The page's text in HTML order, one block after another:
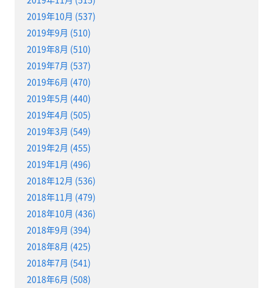
2019年10月 (537)
2019年9月 (510)
2019年8月 (510)
2019年7月 (537)
2019年6月 (470)
2019年5月 (440)
2019年4月 (505)
2019年3月 (549)
2019年2月 (455)
2019年1月 (496)
2018年12月 (536)
2018年11月 (479)
2018年10月 (436)
2018年9月 (394)
2018年8月 (425)
2018年7月 (541)
2018年6月 (508)